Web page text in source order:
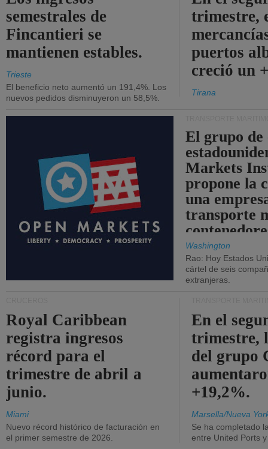
semestrales de
Fincantieri se
mantienen estables.
Trieste
El beneficio neto aumentó un 191,4%. Los
nuevos pedidos disminuyeron un 58,5%.
trimestre,
puertos
creció un
Tirana
El grupo de
Markets
propone la
una
transporte
Washington
Rao: Hoy Estados
cártel de seis
extranjeras.
Royal Caribbean
registra ingresos
récord para el
trimestre de abril a
junio.
Miami
Nuevo récord histórico de facturación en
el primer semestre de 2026.
En el
trimestre,
del grupo
+19,2%.
Marsella/Nueva
Se ha completado
entre United Ports